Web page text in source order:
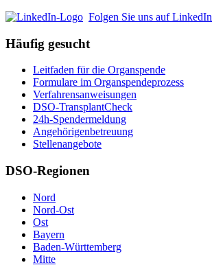
Folgen Sie uns auf LinkedIn
Häufig gesucht
Leitfaden für die Organspende
Formulare im Organspendeprozess
Verfahrensanweisungen
DSO-TransplantCheck
24h-Spendermeldung
Angehörigenbetreuung
Stellenangebote
DSO-Regionen
Nord
Nord-Ost
Ost
Bayern
Baden-Württemberg
Mitte